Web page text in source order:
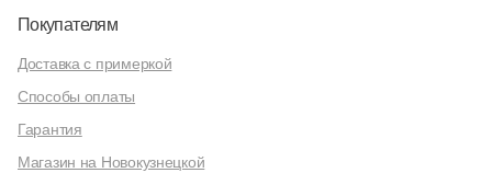
Покупателям
Доставка с примеркой
Способы оплаты
Гарантия
Магазин на Новокузнецкой